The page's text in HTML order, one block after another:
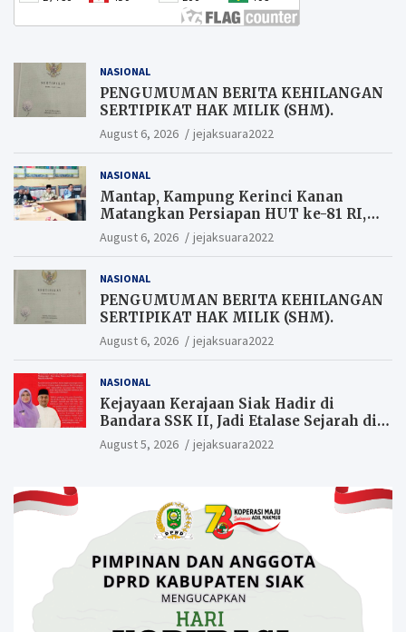
NASIONAL
PENGUMUMAN BERITA KEHILANGAN
SERTIPIKAT HAK MILIK (SHM).
August 6, 2026 jejaksuara2022
NASIONAL
Mantap, Kampung Kerinci Kanan
Matangkan Persiapan HUT ke-81 RI,
Warga yang ikut Upacara
Berkesempatan Raih Hadiah
August 6, 2026 jejaksuara2022
NASIONAL
PENGUMUMAN BERITA KEHILANGAN
SERTIPIKAT HAK MILIK (SHM).
August 6, 2026 jejaksuara2022
NASIONAL
Kejayaan Kerajaan Siak Hadir di
Bandara SSK II, Jadi Etalase Sejarah di
Gerbang Riau
August 5, 2026 jejaksuara2022